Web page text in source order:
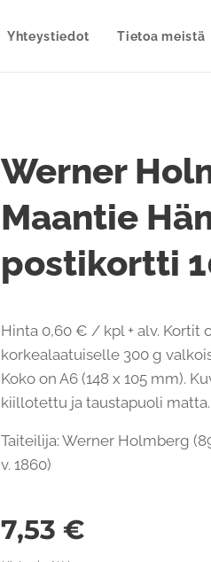
Yhteystiedot Tietoa meistä
Werner
Maantie
postikortti
Hinta 0,60 € / kpl + alv. Kortit
korkealaatuiselle 300 g
Koko on A6 (148 x 105 mm).
kiillotettu ja taustapuoli matta.
Taiteilija: Werner Holmberg
v. 1860)
7,53 €